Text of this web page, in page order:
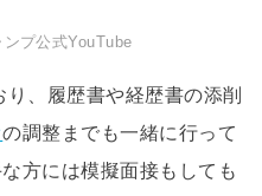
プ公式YouTube
、履歴書や経歴書の添削
の調整までも一緒に行って
方には模擬面接もしても